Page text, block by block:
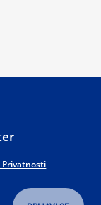
Privatnosti